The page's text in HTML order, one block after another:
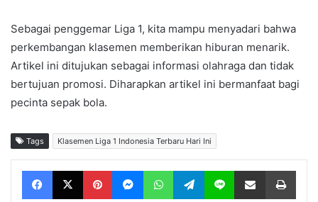
Sebagai penggemar Liga 1, kita mampu menyadari bahwa
perkembangan klasemen memberikan hiburan menarik.
Artikel ini ditujukan sebagai informasi olahraga dan tidak
bertujuan promosi. Diharapkan artikel ini bermanfaat bagi
pecinta sepak bola.
Tags Klasemen Liga 1 Indonesia Terbaru Hari Ini
Facebook X Pinterest Messenger WhatsApp Telegram Line Share via Email